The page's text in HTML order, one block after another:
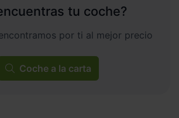
tu coche?
por ti al mejor precio
Coche a la carta